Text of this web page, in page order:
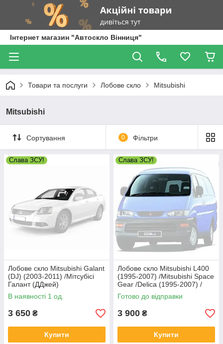
Інтернет магазин "Автоскло Вінниця"
Товари та послуги Лобове скло Mitsubishi
Mitsubishi
Сортування 0 Фільтри
Слава ЗСУ!
Лобове скло Mitsubishi Galant
(DJ) (2003-2011) /Мітсубісі
Галант (ДДжей)
В наявності 1 од.
3 650 ₴
Купити
Слава ЗСУ!
Лобове скло Mitsubishi L400
(1995-2007) /Mitsubishi Space
Gear /Delica (1995-2007) /
Мітсубісі Л400
Готово до відправки
3 900 ₴
Купити